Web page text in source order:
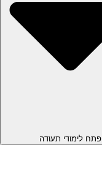
פתח לימודי תעודה